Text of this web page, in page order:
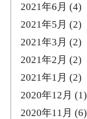
2021年6月 (4)
2021年5月 (2)
2021年3月 (2)
2021年2月 (2)
2021年1月 (2)
2020年12月 (1)
2020年11月 (6)